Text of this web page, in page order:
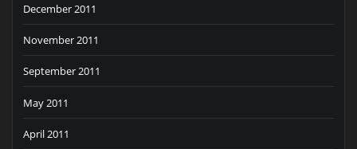
December 2011
November 2011
September 2011
May 2011
April 2011